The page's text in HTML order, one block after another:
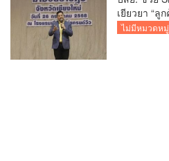
เยียวยา “ลู
ธรรมเนียม-
ไม่มีหมวดหมู่